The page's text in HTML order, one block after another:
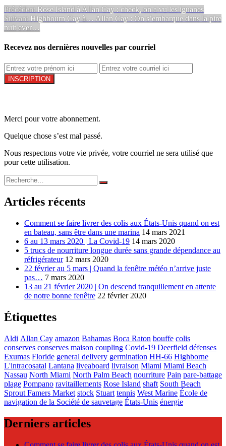
Navigation
de
Précédent Article
précédent :
Rose Island à Allan Cay : check, on a vu les iguanes
Suivant Article
Suivant:
Highbourn Cay à… Allan Cay : On s’embarque dans la pire
nuit ever…
Recevez nos dernières nouvelles par courriel
Merci pour votre abonnement.
Quelque chose s’est mal passé.
Nous respectons votre vie privée, votre courriel ne sera utilisé que
pour cette utilisation.
Recherche
pour :
Rechercher
Articles récents
Comment se faire livrer des colis aux États-Unis quand on est
en bateau, sans être dans une marina 14 mars 2021
6 au 13 mars 2020 | La Covid-19 14 mars 2020
5 trucs de nourriture longue durée sans grande dépendance au
réfrigérateur 12 mars 2020
22 février au 5 mars | Quand la fenêtre météo n’arrive juste
pas… 7 mars 2020
13 au 21 février 2020 | On descend tranquillement en attente
de notre bonne fenêtre 22 février 2020
Étiquettes
Aldi Allan Cay amazon Bahamas Boca Raton bouffe colis
conserves conserves maison coupling Covid-19 Deerfield défenses
Exumas Floride general delivery germination HH-66 Highborne
L'intracosatal Lantana liveaboard livraison Miami Miami Beach
Nassau North Miami North Palm Beach nourriture Pain pare-battage
plage Pompano ravitaillements Rose Island shaft South Beach
Sprout Famers Market stock Stuart tennis West Marine École de
navigation de la Société de sauvetage États-Unis énergie
Derniers articles